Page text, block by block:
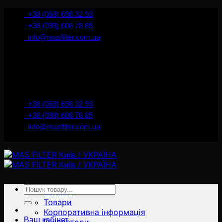
İçeriğe+38 (068) 698 32 93
+38 (098) 608 78 85
info@masfilter.com.ua
+38 (068) 698 32 93
+38 (098) 608 78 85
info@masfilter.com.ua
Головна
Товари
Корпоративна інформація
Ara:
Ваш кабінет